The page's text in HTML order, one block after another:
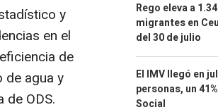
y
en el
de
de agua y
ODS.
Rego eleva a
migrantes en
del 30 de julio
El IMV llegó en
personas, un
Social